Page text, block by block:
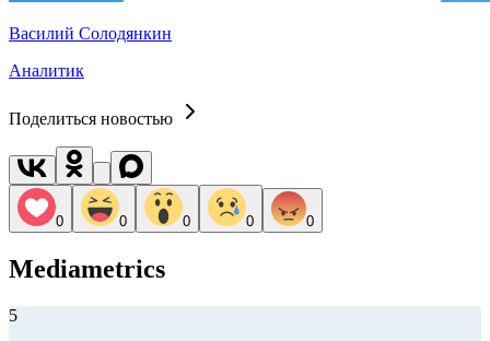
Василий Солодянкин
Аналитик
Поделиться новостью
0 0 0 0 0
Mediametrics
5